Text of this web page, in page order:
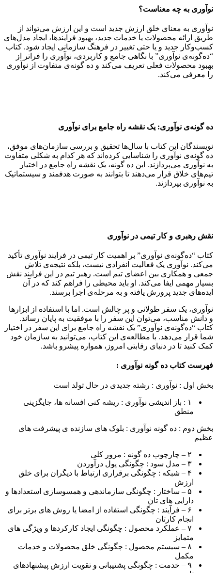
نوآوری به چه معناست؟
نوآوری به معنای خلق ارزش جدید است و این ارزش می‌تواند از
طریق ارائه محصولات یا خدمات جدید، بهبود فرایندها، ایجاد مدل‌های
کسب‌وکار جدید و یا حتی تغییر در فرهنگ سازمانی ایجاد شود. کتاب
“ده‌گونه‌ی نوآوری” با نگاهی جامع و کاربردی، نوآوری را فراتر از
بهبود محصولات فعلی تعریف می‌کند و ده گونه‌ی متفاوت از نوآوری
را معرفی می‌کند.
ده گونه‌ی نوآوری: یک نقشه راه جامع برای نوآوری
نویسندگان این کتاب با سال‌ها تحقیق و بررسی سازمان‌های موفق،
ده گونه‌ی نوآوری را شناسایی کرده‌اند که هر کدام به شکلی متفاوت
به نوآوری می‌پردازند. این ده گونه، یک نقشه راه جامع در اختیار
تیم‌های خلاق قرار می‌دهند تا بتوانند به صورت هدفمند و سیستماتیک
به نوآوری بپردازند.
نقش رهبری و کار تیمی در نوآوری
کتاب “ده‌گونه‌ی نوآوری” بر اهمیت کار تیمی در فرایند نوآوری تأکید
می‌کند. نوآوری یک فعالیت انفرادی نیست، بلکه نتیجه‌ی تلاش
جمعی و همکاری بین اعضای تیم است. رهبر تیم در این فرایند نقش
بسیار مهمی ایفا می‌کند. او باید محیطی را فراهم کند که در آن
ایده‌های جدید پرورش یافته و به مرحله‌ی اجرا برسند.
نوآوری، یک سفر طولانی و پر چالش است. اما با استفاده از ابزارها
و دانش مناسب، می‌توان این سفر را با موفقیت به پایان رساند.
کتاب “ده‌گونه‌ی نوآوری” یک نقشه راه جامع برای این سفر در اختیار
شما قرار می‌دهد. با مطالعه‌ی این کتاب، می‌توانید به سازمان خود
کمک کنید تا در دنیای رقابتی امروز، همواره پیشرو باشد.
فهرست کتاب ده گونه نوآوری :
بخش اول : نوآوری : رشته جدیدی در حال تولد است
۱ : باز اندیشی نوآوری : ریشه ک‏نی افسانه ها، جایگزینی
منطق
بخش دوم : ده گونه نوآوری : بلوک های سازنده ی پیشرفت های
عظیم
۴ – شبکه : چگونگی برقراری ارتباط با دیگران برای خلق
ارزش
۵ – ساختار : چگونگی سازماندهی و همسوسازی استعدادها و
دارایی های تان
۶ – فرآیند : چگونگی استفاده از امضا یا روش های برتر برای
انجام کارتان
۷ – عملکرد محصول : چگونگی ایجاد کارکردها و ویژگی های
متمایز
۸ – سیستم محصول : چگونگی خلق محصولات و خدمات
مکمل
۹ – خدمت : چگونگی پشتیبانی و تقویت ارزش پیشنهادهای